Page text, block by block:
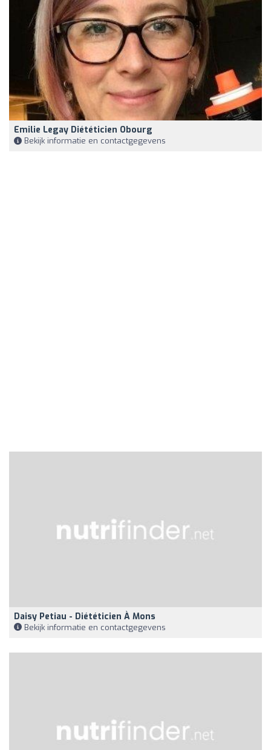
Emilie Legay Diététicien Obourg
Bekijk informatie en contactgegevens
Daisy Petiau - Diététicien À Mons
Bekijk informatie en contactgegevens